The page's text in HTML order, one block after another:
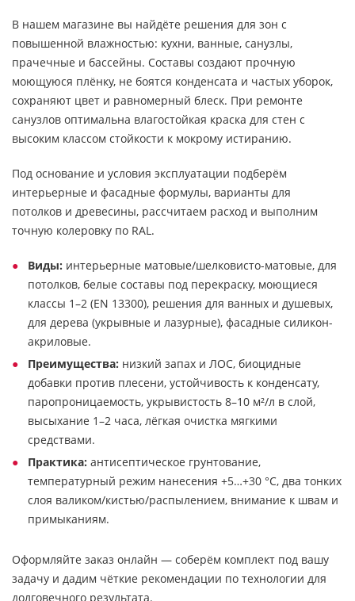
В нашем магазине вы найдёте решения для зон с
повышенной влажностью: кухни, ванные, санузлы,
прачечные и бассейны. Составы создают прочную
моющуюся плёнку, не боятся конденсата и частых уборок,
сохраняют цвет и равномерный блеск. При ремонте
санузлов оптимальна влагостойкая краска для стен с
высоким классом стойкости к мокрому истиранию.
Под основание и условия эксплуатации подберём
интерьерные и фасадные формулы, варианты для
потолков и древесины, рассчитаем расход и выполним
точную колеровку по RAL.
Виды: интерьерные матовые/шелковисто-матовые, для
потолков, белые составы под перекраску, моющиеся
классы 1–2 (EN 13300), решения для ванных и душевых,
для дерева (укрывные и лазурные), фасадные силикон-
акриловые.
Преимущества: низкий запах и ЛОС, биоцидные
добавки против плесени, устойчивость к конденсату,
паропроницаемость, укрывистость 8–10 м²/л в слой,
высыхание 1–2 часа, лёгкая очистка мягкими
средствами.
Практика: антисептическое грунтование,
температурный режим нанесения +5…+30 °C, два тонких
слоя валиком/кистью/распылением, внимание к швам и
примыканиям.
Оформляйте заказ онлайн — соберём комплект под вашу
задачу и дадим чёткие рекомендации по технологии для
долговечного результата.